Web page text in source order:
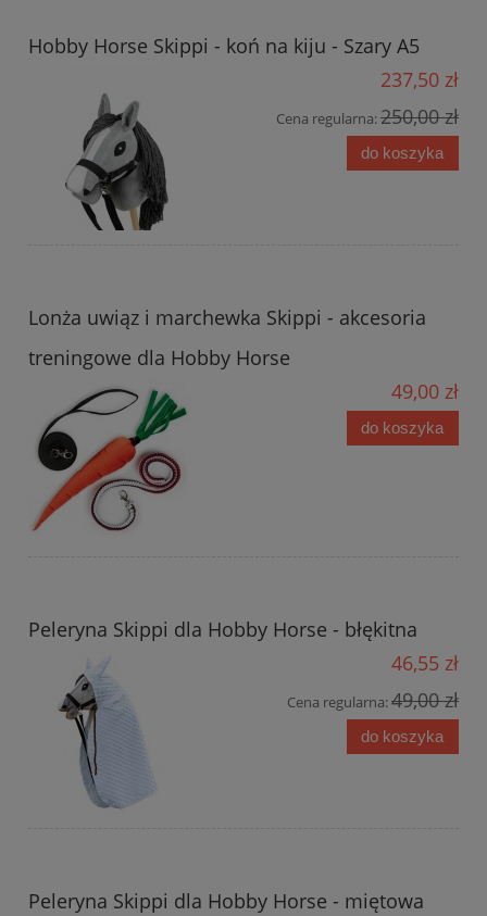
Hobby Horse Skippi - koń na kiju - Szary A5
237,50 zł
Cena regularna:250,00 zł
do koszyka
Lonża uwiąz i marchewka Skippi - akcesoria
treningowe dla Hobby Horse
49,00 zł
do koszyka
Peleryna Skippi dla Hobby Horse - błękitna
46,55 zł
Cena regularna:49,00 zł
do koszyka
Peleryna Skippi dla Hobby Horse - miętowa